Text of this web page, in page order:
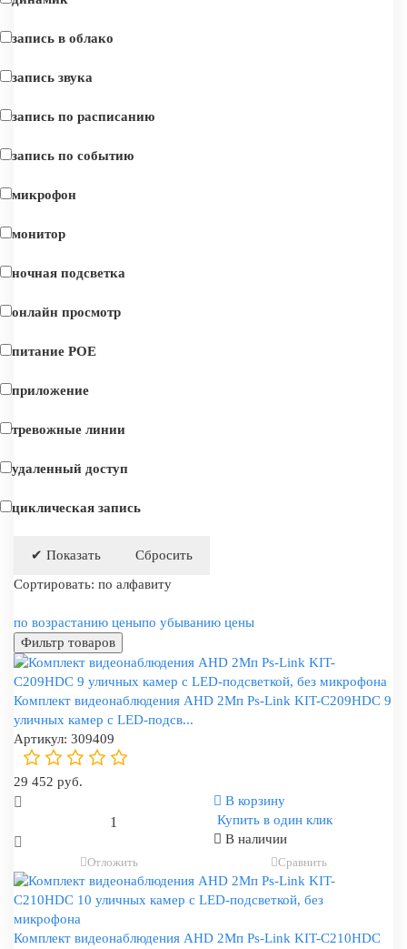
запись в облако
запись звука
запись по расписанию
запись по событию
микрофон
монитор
ночная подсветка
онлайн просмотр
питание POE
приложение
тревожные линии
удаленный доступ
циклическая запись
Сортировать: по алфавиту
по возрастанию ценыпо убыванию цены
Фильтр товаров
Комплект видеонаблюдения AHD 2Мп Ps-Link KIT-C209HDC 9
уличных камер с LED-подсв...
Артикул: 309409
29 452 руб.
В корзину
Купить в один клик
В наличии
Отложить Сравнить
Комплект видеонаблюдения AHD 2Мп Ps-Link KIT-C210HDC